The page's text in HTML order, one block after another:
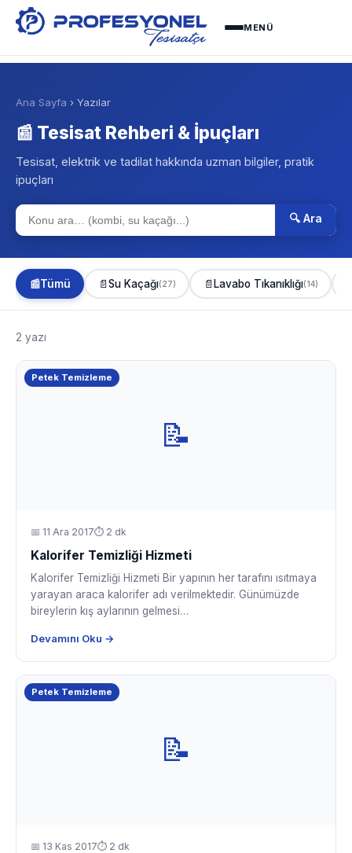
MENÜ
Ana Sayfa › Yazılar
📰 Tesisat Rehberi & İpuçları
Tesisat, elektrik ve tadilat hakkında uzman bilgiler, pratik
ipuçları
🔍 Ara
📰Tümü 📄Su Kaçağı(27) 📄Lavabo Tıkanıklığı(14)
2 yazı
📝
Petek Temizleme
📅 11 Ara 2017⏱ 2 dk
Kalorifer Temizliği Hizmeti
Kalorifer Temizliği Hizmeti Bir yapının her tarafını ısıtmaya
yarayan araca kalorifer adı verilmektedir. Günümüzde
bireylerin kış aylarının gelmesi…
Devamını Oku →
📝
Petek Temizleme
📅 13 Kas 2017⏱ 2 dk